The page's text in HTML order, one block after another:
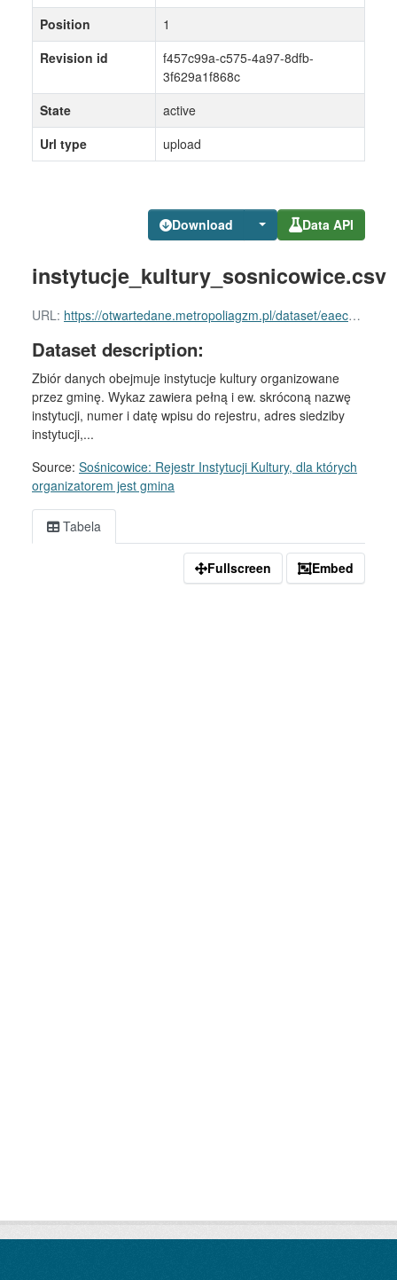
Download Data API
instytucje_kultury_sosnicowice.csv
URL: https://otwartedane.metropoliagzm.pl/dataset/eaec7888-f06a-44bd-be79-b8e2ce4ea544/resource/c1d78263-0afe-4ccd-97b2-6cefea850721/download/instytucje_kultury_sosnicowice.csv
Dataset description:
Zbiór danych obejmuje instytucje kultury organizowane
przez gminę. Wykaz zawiera pełną i ew. skróconą nazwę
instytucji, numer i datę wpisu do rejestru, adres siedziby
instytucji,...
Source: Sośnicowice: Rejestr Instytucji Kultury, dla których
organizatorem jest gmina
Tabela
Fullscreen Embed
Position
1
Revision id
f457c99a-c575-4a97-8dfb-
3f629a1f868c
State
active
Url type
upload